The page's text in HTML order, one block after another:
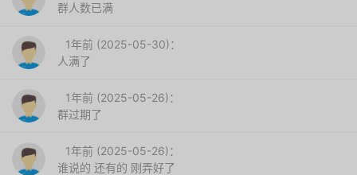
群人数已满
1年前 (2025-05-30)：
人满了
1年前 (2025-05-26)：
群过期了
1年前 (2025-05-26)：
谁说的 还有的 刚弄好了